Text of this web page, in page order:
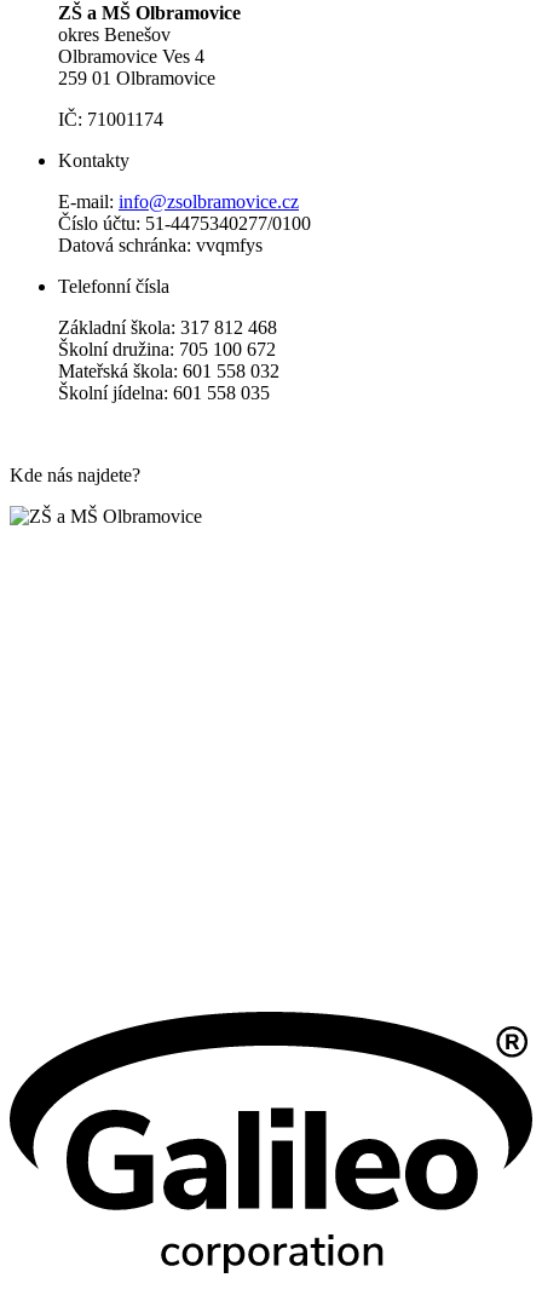
ZŠ a MŠ Olbramovice
okres Benešov
Olbramovice Ves 4
259 01 Olbramovice
IČ: 71001174
Kontakty
E-mail: info@zsolbramovice.cz
Číslo účtu: 51-4475340277/0100
Datová schránka: vvqmfys
Telefonní čísla
Základní škola: 317 812 468
Školní družina: 705 100 672
Mateřská škola: 601 558 032
Školní jídelna: 601 558 035
Kde nás najdete?